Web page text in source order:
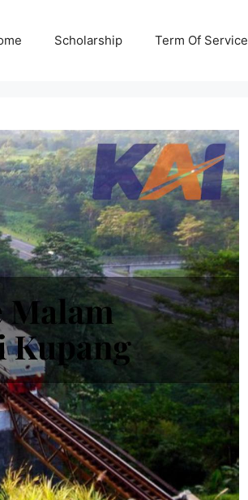
Scholarship Term Of Service